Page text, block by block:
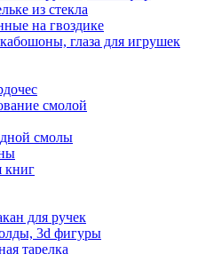
из стекла
на гвоздике
глаза для игрушек
смолой
смолы
книг
для ручек
3d фигуры
тарелка